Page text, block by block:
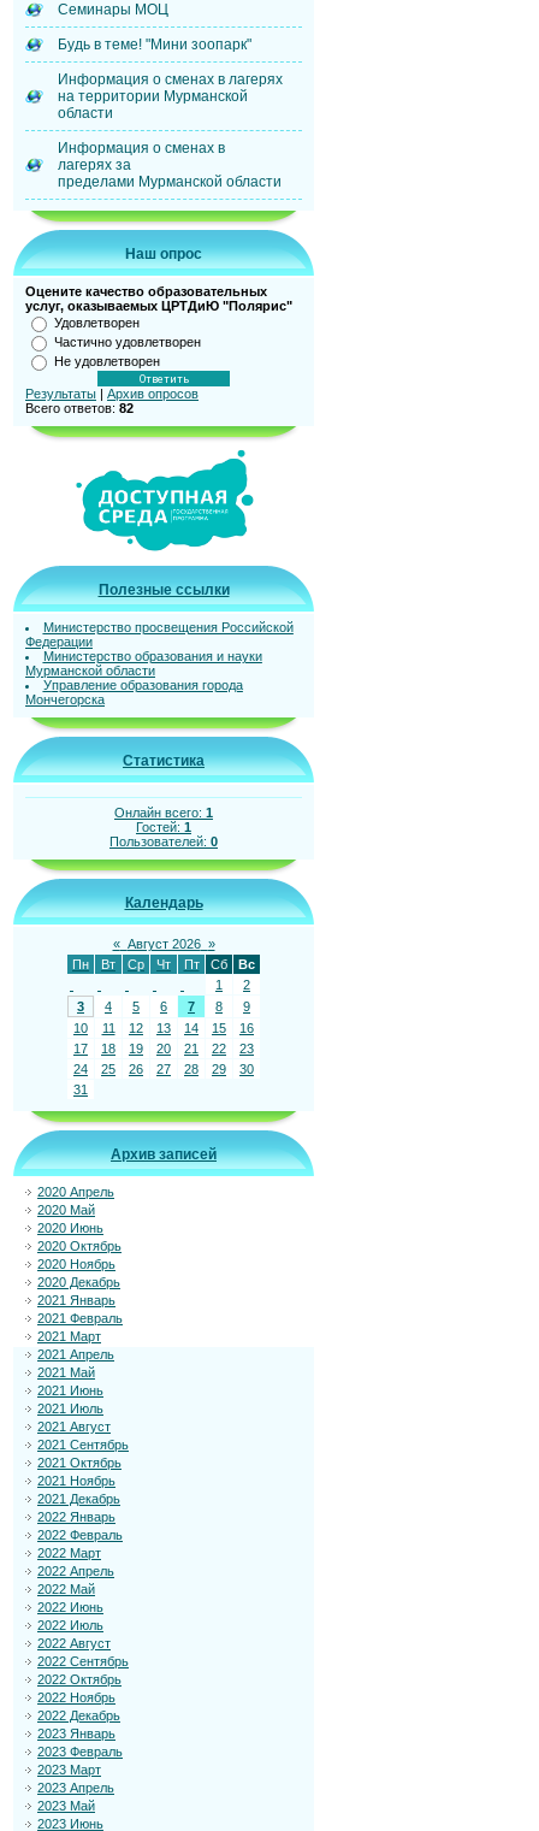
Семинары МОЦ
Будь в теме! "Мини зоопарк"
Информация о сменах в лагерях
на территории Мурманской
области
Информация о сменах в
лагерях за
пределами Мурманской области
Наш опрос
Оцените качество образовательных
услуг, оказываемых ЦРТДиЮ "Полярис"
Удовлетворен
Частично удовлетворен
Не удовлетворен
Результаты | Архив опросов
Всего ответов: 82
Полезные ссылки
Министерство просвещения Российской
Федерации
Министерство образования и науки
Мурманской области
Управление образования города
Мончегорска
Статистика
Онлайн всего: 1
Гостей: 1
Пользователей: 0
Календарь
« Август 2026 »
Пн
Вт Ср Чт Пт Сб
Вс
1
2
3
4 5 6 7 8
9
10
11 12 13 14 15
16
17
18 19 20 21 22
23
24
25 26 27 28 29
30
31
Архив записей
2020 Апрель
2020 Май
2020 Июнь
2020 Октябрь
2020 Ноябрь
2020 Декабрь
2021 Январь
2021 Февраль
2021 Март
2021 Апрель
2021 Май
2021 Июнь
2021 Июль
2021 Август
2021 Сентябрь
2021 Октябрь
2021 Ноябрь
2021 Декабрь
2022 Январь
2022 Февраль
2022 Март
2022 Апрель
2022 Май
2022 Июнь
2022 Июль
2022 Август
2022 Сентябрь
2022 Октябрь
2022 Ноябрь
2022 Декабрь
2023 Январь
2023 Февраль
2023 Март
2023 Апрель
2023 Май
2023 Июнь